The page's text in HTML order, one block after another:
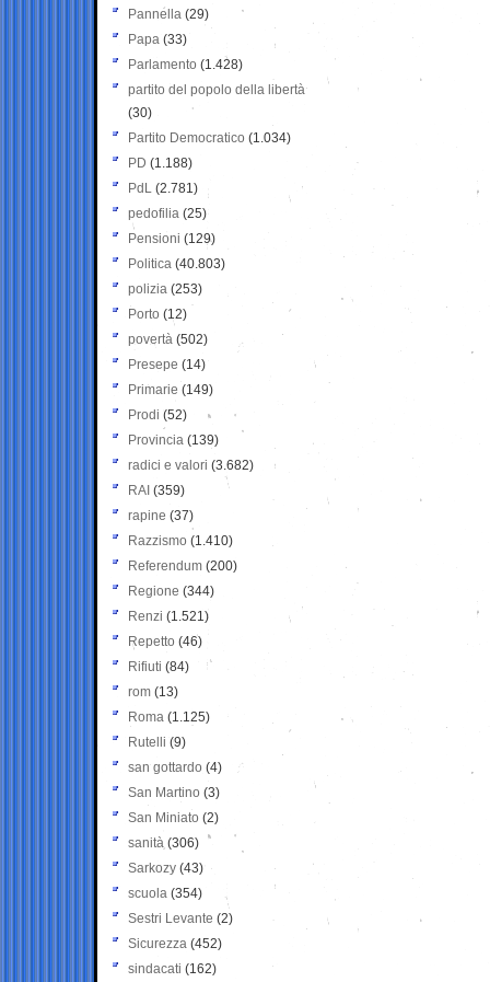
Pannella (29)
Papa (33)
Parlamento (1.428)
partito del popolo della libertà
(30)
Partito Democratico (1.034)
PD (1.188)
PdL (2.781)
pedofilia (25)
Pensioni (129)
Politica (40.803)
polizia (253)
Porto (12)
povertà (502)
Presepe (14)
Primarie (149)
Prodi (52)
Provincia (139)
radici e valori (3.682)
RAI (359)
rapine (37)
Razzismo (1.410)
Referendum (200)
Regione (344)
Renzi (1.521)
Repetto (46)
Rifiuti (84)
rom (13)
Roma (1.125)
Rutelli (9)
san gottardo (4)
San Martino (3)
San Miniato (2)
sanità (306)
Sarkozy (43)
scuola (354)
Sestri Levante (2)
Sicurezza (452)
sindacati (162)